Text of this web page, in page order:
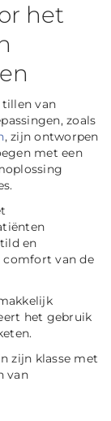
het
tillen van
zoals
, zijn ontworpen
met een
en
comfort van de
het gebruik
zijn klasse met
van